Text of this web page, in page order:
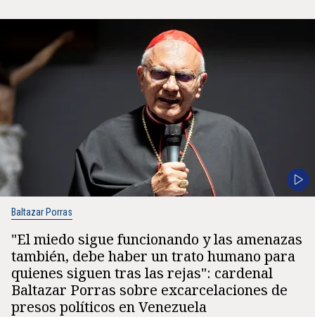
Baltazar Porras
"El miedo sigue funcionando y las amenazas
también, debe haber un trato humano para
quienes siguen tras las rejas": cardenal
Baltazar Porras sobre excarcelaciones de
presos políticos en Venezuela